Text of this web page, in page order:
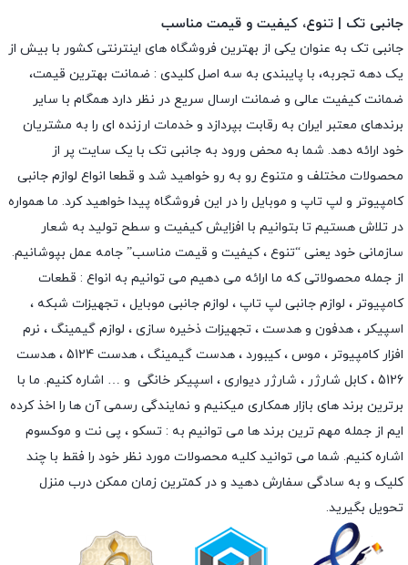
جانبی تک | تنوع، کیفیت و قیمت مناسب
جانبی تک به عنوان یکی از بهترین فروشگاه های اینترنتی کشور با بیش از
یک دهه تجربه، با پایبندی به سه اصل کلیدی : ضمانت بهترین قیمت،
ضمانت کیفیت عالی و ضمانت ارسال سریع در نظر دارد همگام با سایر
برندهای معتبر ایران به رقابت بپردازد و خدمات ارزنده ای را به مشتریان
خود ارائه دهد. شما به محض ورود به جانبی تک با یک سایت پر از
محصولات مختلف و متنوع رو به رو خواهید شد و قطعا انواع لوازم جانبی
کامپیوتر و لپ تاپ و موبایل را در این فروشگاه پیدا خواهید کرد. ما همواره
در تلاش هستیم تا بتوانیم با افزایش کیفیت و سطح تولید به شعار
سازمانی خود یعنی “تنوع ، کیفیت و قیمت مناسب” جامه عمل بپوشانیم.
از جمله محصولاتی که ما ارائه می دهیم می توانیم به انواع : قطعات
کامپیوتر ، لوازم جانبی لپ تاپ ، لوازم جانبی موبایل ، تجهیزات شبکه ،
اسپیکر ، هدفون و هدست ، تجهیزات ذخیره سازی ، لوازم گیمینگ ، نرم
افزار کامپیوتر ، موس ،کیبورد ، هدست گیمینگ
، هدست 5124 ، هدست
5126 ،
کابل شارژر ، شارژر دیواری ، اسپیکر خانگی و … اشاره کنیم. ما با
برترین برند های بازار همکاری میکنیم و نمایندگی رسمی آن ها را اخذ کرده
ایم از جمله مهم ترین برند ها می توانیم به : تسکو ، پی نت و موکسوم
اشاره کنیم. شما می توانید کلیه محصولات مورد نظر خود را فقط با چند
کلیک و به سادگی سفارش دهید و در کمترین زمان ممکن درب منزل
تحویل بگیرید.